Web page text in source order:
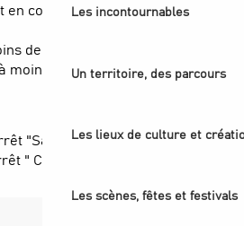
Les incontournables
Un territoire, des parcours
Les lieux de culture et
Les scènes, fêtes et festivals
commun à moins de 500
de 500 m
moins de 500 m
"Saint-Denis Université"
" Clos Hanot"